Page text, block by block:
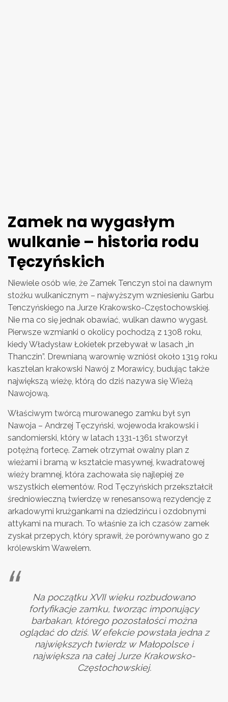
Zamek na wygasłym
wulkanie – historia rodu
Tęczyńskich
Niewiele osób wie, że Zamek Tenczyn stoi na dawnym
stożku wulkanicznym – najwyższym wzniesieniu Garbu
Tenczyńskiego na Jurze Krakowsko-Częstochowskiej.
Nie ma co się jednak obawiać, wulkan dawno wygasł.
Pierwsze wzmianki o okolicy pochodzą z 1308 roku,
kiedy Władysław Łokietek przebywał w lasach „in
Thanczin”. Drewnianą warownię wzniósł około 1319 roku
kasztelan krakowski Nawój z Morawicy, budując także
największą wieżę, którą do dziś nazywa się Wieżą
Nawojową.
Właściwym twórcą murowanego zamku był syn
Nawoja – Andrzej Tęczyński, wojewoda krakowski i
sandomierski, który w latach 1331-1361 stworzył
potężną fortecę. Zamek otrzymał owalny plan z
wieżami i bramą w kształcie masywnej, kwadratowej
wieży bramnej, która zachowała się najlepiej ze
wszystkich elementów. Rod Tęczyńskich przekształcił
średniowieczną twierdzę w renesansową rezydencję z
arkadowymi krużgankami na dziedzińcu i ozdobnymi
attykami na murach. To właśnie za ich czasów zamek
zyskał przepych, który sprawił, że porównywano go z
królewskim Wawelem.
Na początku XVII wieku rozbudowano
fortyfikacje zamku, tworząc imponujący
barbakan, którego pozostałości można
oglądać do dziś. W efekcie powstała jedna z
największych twierdz w Małopolsce i
największa na całej Jurze Krakowsko-
Częstochowskiej.